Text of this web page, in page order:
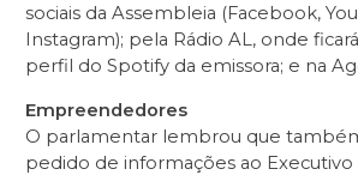
sociais da Assembleia (Facebook,
Instagram); pela Rádio AL, onde
perfil do Spotify da emissora; e na
Empreendedores
O parlamentar lembrou que
pedido de informações ao Executivo